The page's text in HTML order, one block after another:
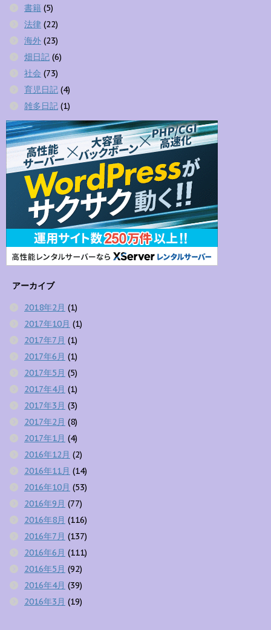
書籍 (5)
法律 (22)
海外 (23)
畑日記 (6)
社会 (73)
育児日記 (4)
雑多日記 (1)
アーカイブ
2018年2月 (1)
2017年10月 (1)
2017年7月 (1)
2017年6月 (1)
2017年5月 (5)
2017年4月 (1)
2017年3月 (3)
2017年2月 (8)
2017年1月 (4)
2016年12月 (2)
2016年11月 (14)
2016年10月 (53)
2016年9月 (77)
2016年8月 (116)
2016年7月 (137)
2016年6月 (111)
2016年5月 (92)
2016年4月 (39)
2016年3月 (19)